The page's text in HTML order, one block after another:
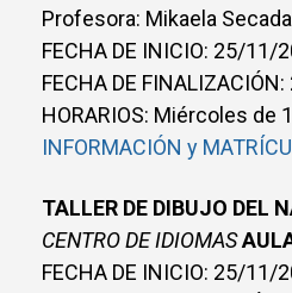
Profesora: Mikaela
FECHA DE INICIO: 25/11/
FECHA DE
HORARIOS: Miércoles de
INFORMACIÓN y
TALLER DE DIBUJO DEL
CENTRO DE IDIOMAS
FECHA DE INICIO: 25/11/